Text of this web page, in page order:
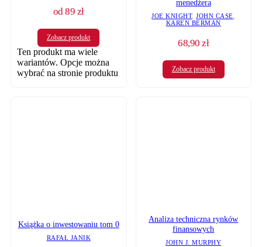
od89 zł
Zobacz produkt
Ten produkt ma wiele
wariantów. Opcje można
wybrać na stronie produktu
menedżera
JOE KNIGHT,JOHN CASE,
KAREN BERMAN
68,90zł
Zobacz produkt
Książka o inwestowaniu tom 0
RAFAŁ JANIK
Analiza techniczna rynków
finansowych
JOHN J. MURPHY